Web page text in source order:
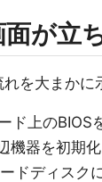
が立
を大まかに
上のBIOS
器を初期
ドディスク